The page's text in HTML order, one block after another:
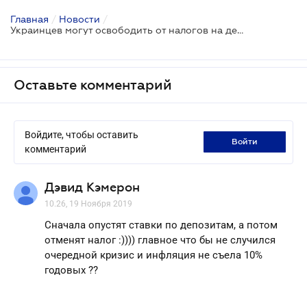
Главная / Новости /
Украинцев могут освободить от налогов на депозиты
Оставьте комментарий
Войдите, чтобы оставить
комментарий
войти
Дэвид Кэмерон
10.26, 19 Ноября 2019
Сначала опустят ставки по депозитам, а потом
отменят налог :)))) главное что бы не случился
очередной кризис и инфляция не съела 10%
годовых ??